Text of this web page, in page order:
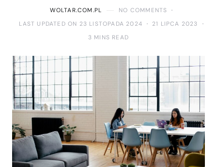
WOLTAR.COM.PL
NO COMMENTS
LAST UPDATED ON 23 LISTOPADA 2024
21 LIPCA 2023
3 MINS READ